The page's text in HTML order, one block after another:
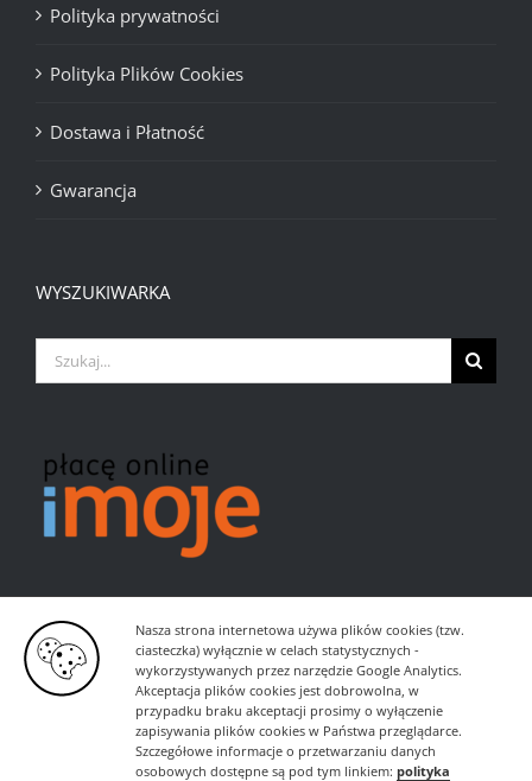
Nasza strona internetowa używa plików cookies (tzw.
ciasteczka) wyłącznie w celach statystycznych -
wykorzystywanych przez narzędzie Google Analytics.
Akceptacja plików cookies jest dobrowolna, w
przypadku braku akceptacji prosimy o wyłączenie
zapisywania plików cookies w Państwa przeglądarce.
Szczegółowe informacje o przetwarzaniu danych
osobowych dostępne są pod tym linkiem: polityka
Polityka prywatności
Polityka Plików Cookies
Dostawa i Płatność
Gwarancja
WYSZUKIWARKA
Szukaj